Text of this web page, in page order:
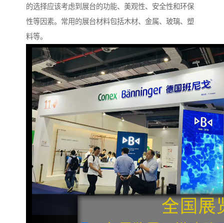
的选择应该考虑到展台的功能、美观性、安全性和环保
性等因素。常用的展台材料包括木材、金属、玻璃、塑
料等。